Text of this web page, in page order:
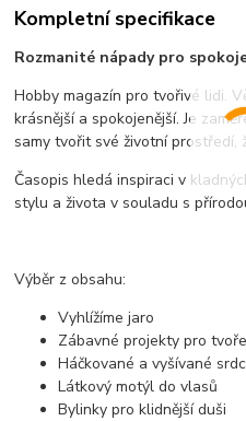
Kompletní specifikace
Rozmanité nápady pro
Hobby magazín pro tvořivé lidi.
krásnější a spokojenější. Je
samy tvořit své životní prostředí,
Časopis hledá inspiraci v
stylu a života v souladu s
Výběr z obsahu:
Vyhlížíme jaro
Zábavné projekty pro
Háčkované a vyšívané
Látkový motýl do vlasů
Bylinky pro klidnější duši